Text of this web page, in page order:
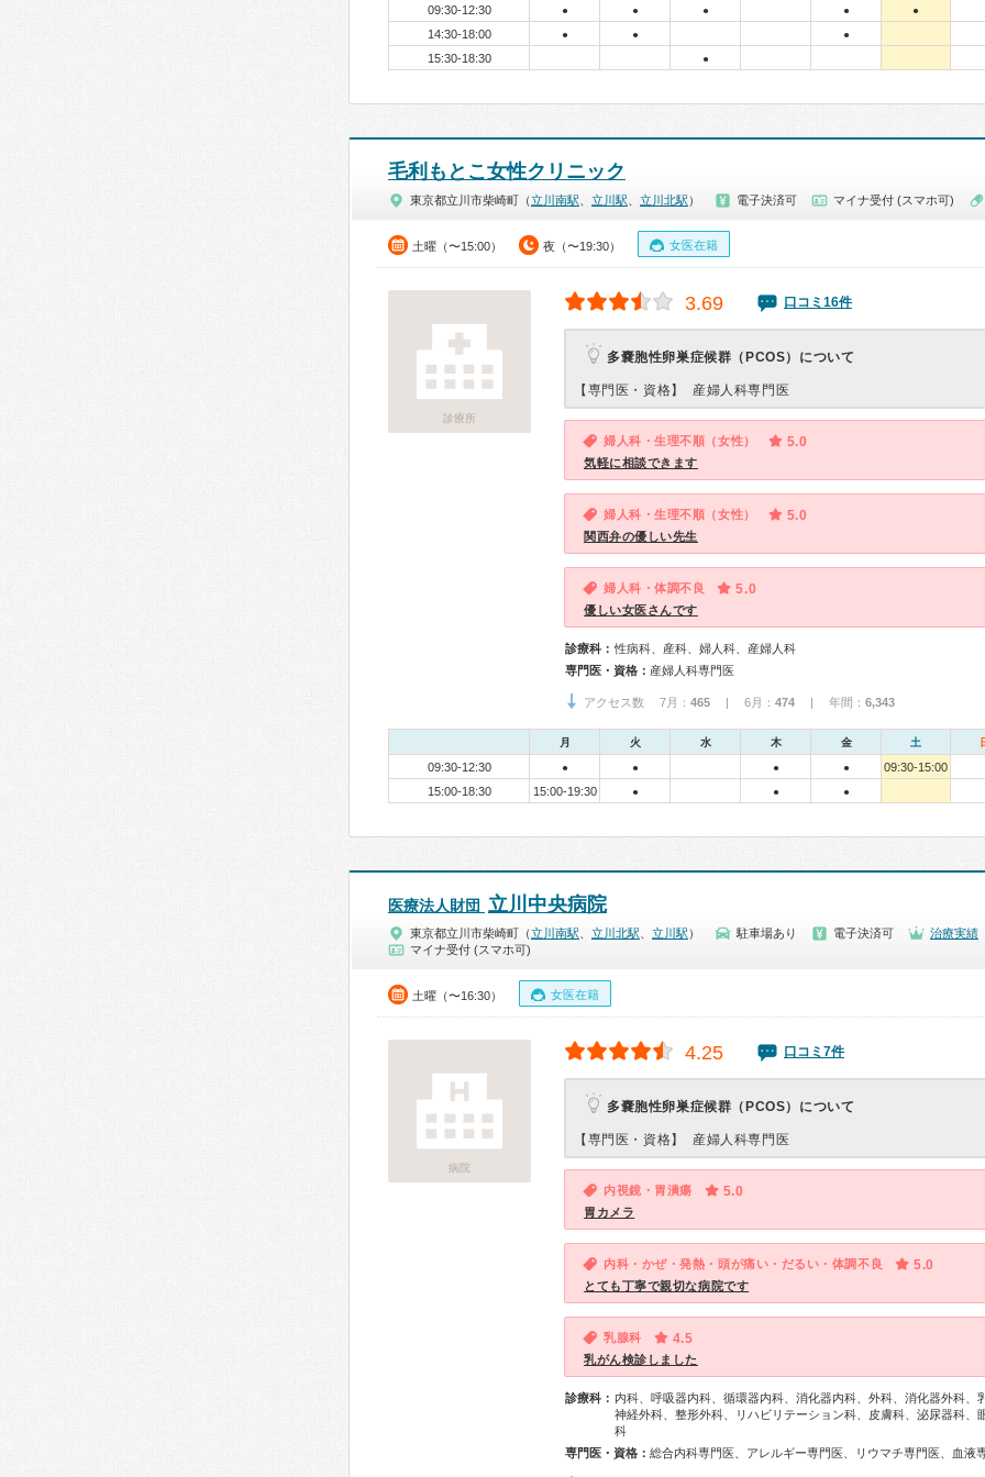
09:30-12:30 ● ● ● ● ●
14:30-18:00 ● ● ●
15:30-18:30 ●
毛利もとこ女性クリニック
東京都立川市柴崎町（立川南駅 立川駅 立川北駅 ） 電子決済可 マイナ受付 (スマホ可)
土曜（〜15:00） 夜（〜19:30） 女医在籍
診療所
3.69 口コミ16件
多嚢胞性卵巣症候群（PCOS）について
【専門医・資格】 産婦人科専門医
婦人科・生理不順（女性） 5.0
気軽に相談できます
婦人科・生理不順（女性） 5.0
関西弁の優しい先生
婦人科・体調不良 5.0
優しい女医さんです
診療科： 性病科、産科、婦人科、産婦人科
専門医・資格： 産婦人科専門医
アクセス数 7月： 465 | 6月： 474 | 年間： 6,343
月 火 水 木 金 土
09:30-12:30 ● ● ● ●
09:30-15:00
15:00-18:30
15:00-19:30 ● ● ●
医療法人財団 立川中央病院
東京都立川市柴崎町（立川南駅 立川北駅 立川駅 ） 駐車場あり 電子決済可
治療実績
マイナ受付 (スマホ可)
土曜（〜16:30） 女医在籍
病院
4.25 口コミ7件
多嚢胞性卵巣症候群（PCOS）について
【専門医・資格】 産婦人科専門医
内視鏡・胃潰瘍 5.0
胃カメラ
内科・かぜ・発熱・頭が痛い・だるい・体調不良 5.0
とても丁寧で親切な病院です
乳腺科 4.5
乳がん検診しました
診療科： 内科、呼吸器内科、循環器内科、消化器内科、外科、消化器外科、
神経外科、整形外科、リハビリテーション科、皮膚科、泌尿器科、
科
専門医・資格：